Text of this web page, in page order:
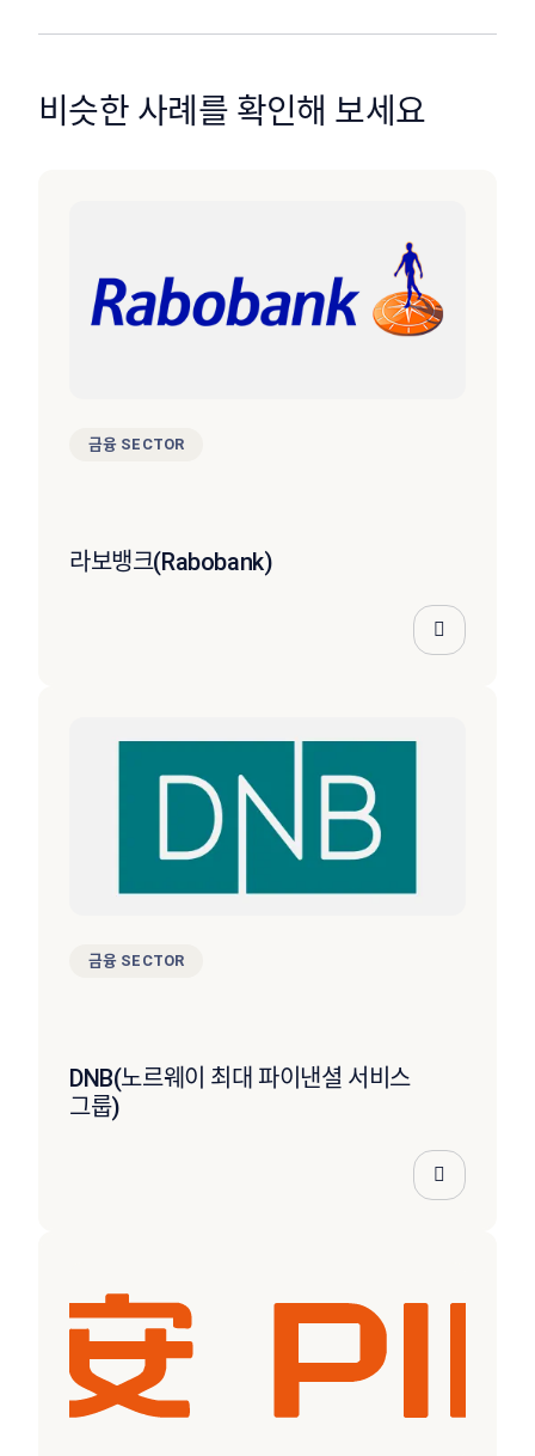
비슷한 사례를 확인해 보세요
금융 SECTOR
라보뱅크(Rabobank)
금융 SECTOR
DNB(노르웨이 최대 파이낸셜 서비스
그룹)